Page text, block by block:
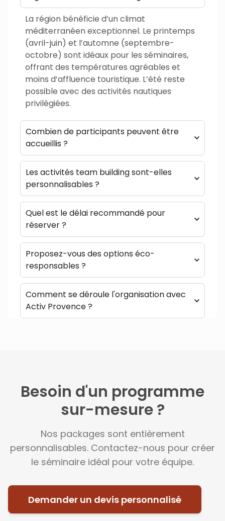
La région bénéficie d’un climat
méditerranéen exceptionnel. Le printemps
(avril-juin) et l’automne (septembre-
octobre) sont idéaux pour les séminaires,
offrant des températures agréables et
moins d’affluence touristique. L’été reste
possible avec des activités nautiques
privilégiées.
Combien de participants peuvent être
accueillis ?
Les activités team building sont-elles
personnalisables ?
Quel est le délai recommandé pour
réserver ?
Proposez-vous des options éco-
responsables ?
Comment se déroule l'organisation avec
Activ Provence ?
Besoin d'un programme
sur-mesure ?
Nos packages sont entièrement
personnalisables. Contactez-nous pour créer
le séminaire idéal pour votre équipe.
Demander un devis personnalisé